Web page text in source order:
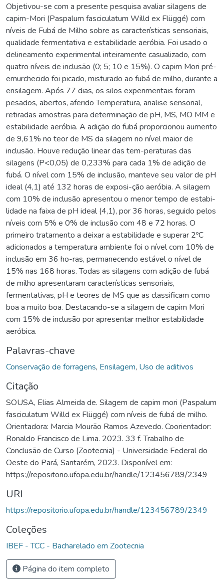
Objetivou-se com a presente pesquisa avaliar silagens de
capim-Mori (Paspalum fasciculatum Willd ex Flüggé) com
níveis de Fubá de Milho sobre as características sensoriais,
qualidade fermentativa e estabilidade aeróbia. Foi usado o
delineamento experimental inteiramente casualizado, com
quatro níveis de inclusão (0; 5; 10 e 15%). O capim Mori pré-
emurchecido foi picado, misturado ao fubá de milho, durante a
ensilagem. Após 77 dias, os silos experimentais foram
pesados, abertos, aferido Temperatura, analise sensorial,
retiradas amostras para determinação de pH, MS, MO MM e
estabilidade aeróbia. A adição do fubá proporcionou aumento
de 9,61% no teor de MS da silagem no nível maior de
inclusão. Houve redução linear das tem-peraturas das
silagens (P<0,05) de 0,233% para cada 1% de adição de
fubá. O nível com 15% de inclusão, manteve seu valor de pH
ideal (4,1) até 132 horas de exposi-ção aeróbia. A silagem
com 10% de inclusão apresentou o menor tempo de estabi-
lidade na faixa de pH ideal (4,1), por 36 horas, seguido pelos
níveis com 5% e 0% de inclusão com 48 e 72 horas. O
primeiro tratamento a deixar a estabilidade e superar 2ºC
adicionados a temperatura ambiente foi o nível com 10% de
inclusão em 36 ho-ras, permanecendo estável o nível de
15% nas 168 horas. Todas as silagens com adição de fubá
de milho apresentaram características sensoriais,
fermentativas, pH e teores de MS que as classificam como
boa a muito boa. Destacando-se a silagem de capim Mori
com 15% de inclusão por apresentar melhor estabilidade
aeróbica.
Palavras-chave
Conservação de forragens, Ensilagem, Uso de aditivos
Citação
SOUSA, Elias Almeida de. Silagem de capim mori (Paspalum
fasciculatum Willd ex Flüggé) com níveis de fubá de milho.
Orientadora: Marcia Mourão Ramos Azevedo. Coorientador:
Ronaldo Francisco de Lima. 2023. 33 f. Trabalho de
Conclusão de Curso (Zootecnia) - Universidade Federal do
Oeste do Pará, Santarém, 2023. Disponível em:
https://repositorio.ufopa.edu.br/handle/123456789/2349
URI
https://repositorio.ufopa.edu.br/handle/123456789/2349
Coleções
IBEF - TCC - Bacharelado em Zootecnia
Página do item completo